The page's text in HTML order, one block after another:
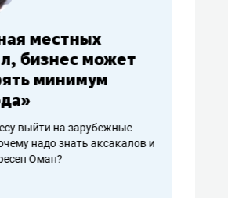
местных
бизнес может
минимум
выйти на зарубежные
надо знать аксакалов и
Оман?